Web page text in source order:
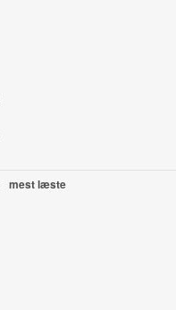
mest læste